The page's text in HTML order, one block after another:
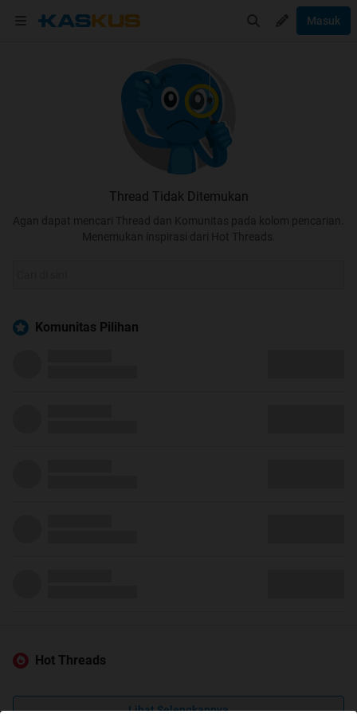
Masuk
Thread Tidak Ditemukan
Agan dapat mencari Thread dan Komunitas pada kolom pencarian.
Menemukan inspirasi dari Hot Threads.
Komunitas Pilihan
Hot Threads
Lihat Selengkapnya